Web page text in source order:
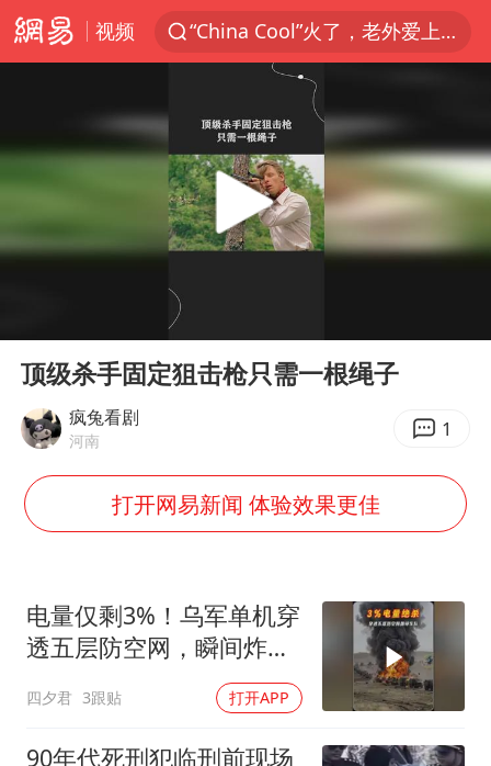
视频
“China Cool”火了，老外爱上中国避暑游
台风白海豚闭眼浙江上海处于危险半圆
香港宏福苑火灾或由烟头引起
云南一地村民过火把节意外灼伤16人
张本智和：零封向鹏不意外
用AI造出新病毒意味着什么
女子被狗舔脚确诊三级暴露 医生回应
多所幼师院校开设养老专业
薛之谦杭州站演唱会取消
必胜客，被正式买断
Play
顶级杀手固定狙击枪只需一根绳子
疯兔看剧
河南 1
打开网易新闻 体验效果更佳
电量仅剩3%！乌军单机穿
透五层防空网，瞬间炸飞
四夕君 3跟贴 打开APP
90年代死刑犯临刑前现场